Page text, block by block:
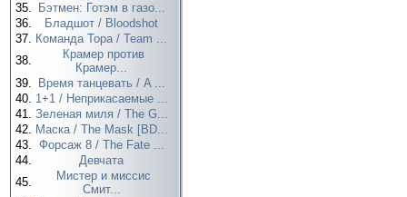
35.
Бэтмен: Готэм в газо...
36.
Бладшот / Bloodshot
37. Команда Тора / Team ...
38.
Крамер против
Крамер...
39.
Время танцевать / A ...
40. 1+1 / Неприкасаемые ...
41. Зеленая миля / The G...
42. Маска / The Mask [BD...
43. Форсаж 8 / The Fate ...
44.
Девчата
45.
Мистер и миссис
Смит...